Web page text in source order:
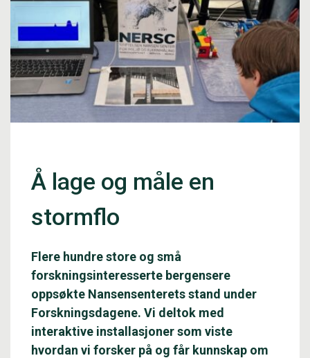
Å lage og måle en
stormflo
Flere hundre store og små
forskningsinteresserte bergensere
oppsøkte Nansensenterets stand under
Forskningsdagene. Vi deltok med
interaktive installasjoner som viste
hvordan vi forsker på og får kunnskap om